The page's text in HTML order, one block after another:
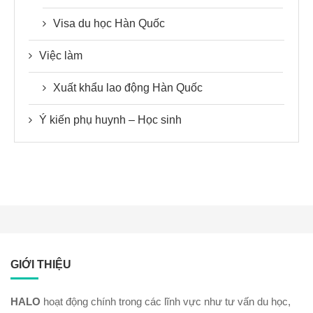
Visa du học Hàn Quốc
Việc làm
Xuất khẩu lao động Hàn Quốc
Ý kiến phụ huynh – Học sinh
GIỚI THIỆU
HALO hoạt động chính trong các lĩnh vực như tư vấn du học,